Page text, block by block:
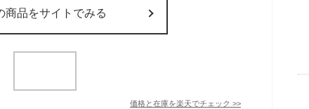
商品をサイトでみる
価格と在庫を楽天でチェック >>